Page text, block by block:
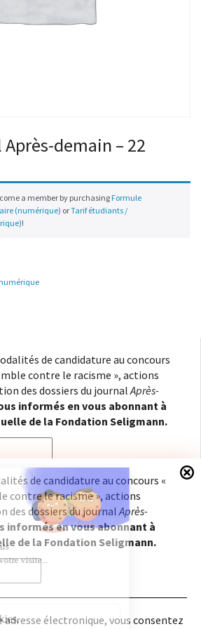
demain – 22
a member by purchasing Formule
(numérique) orTarif étudiants /
!
de candidature au concours
contre le racisme », actions
des dossiers du journal Après-
informés en vous abonnant à
de la Fondation Seligmann.
adresse électronique, vous
l'infolettre de la Fondation
à notrepolitique de
sera possible de vous
moment.
de candidature au concours «
contre le racisme », actions
des dossiers du journalAprès-
informés en vous abonnant à
de la Fondation Seligmann.
électronique, vous consentez